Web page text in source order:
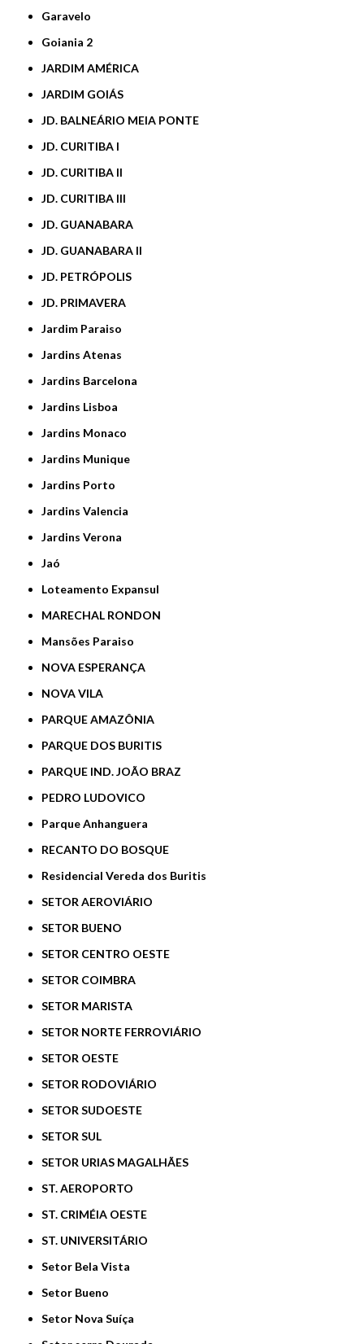
Garavelo
Goiania 2
JARDIM AMÉRICA
JARDIM GOIÁS
JD. BALNEÁRIO MEIA PONTE
JD. CURITIBA I
JD. CURITIBA II
JD. CURITIBA III
JD. GUANABARA
JD. GUANABARA II
JD. PETRÓPOLIS
JD. PRIMAVERA
Jardim Paraiso
Jardins Atenas
Jardins Barcelona
Jardins Lisboa
Jardins Monaco
Jardins Munique
Jardins Porto
Jardins Valencia
Jardins Verona
Jaó
Loteamento Expansul
MARECHAL RONDON
Mansões Paraiso
NOVA ESPERANÇA
NOVA VILA
PARQUE AMAZÔNIA
PARQUE DOS BURITIS
PARQUE IND. JOÃO BRAZ
PEDRO LUDOVICO
Parque Anhanguera
RECANTO DO BOSQUE
Residencial Vereda dos Buritis
SETOR AEROVIÁRIO
SETOR BUENO
SETOR CENTRO OESTE
SETOR COIMBRA
SETOR MARISTA
SETOR NORTE FERROVIÁRIO
SETOR OESTE
SETOR RODOVIÁRIO
SETOR SUDOESTE
SETOR SUL
SETOR URIAS MAGALHÃES
ST. AEROPORTO
ST. CRIMÉIA OESTE
ST. UNIVERSITÁRIO
Setor Bela Vista
Setor Bueno
Setor Nova Suíça